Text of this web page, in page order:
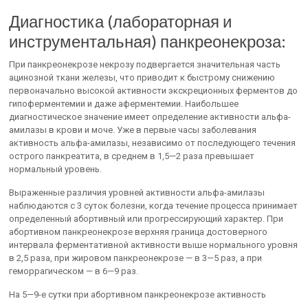
Диагностика (лабораторная и
инструментальная) панкреонекроза:
При панкреонекрозе некрозу подвергается значительная часть
ацинозной ткани железы, что приводит к быстрому снижению
первоначально высокой активности экскреционных ферментов до
гипоферментемии и даже аферментемии. Наибольшее
диагностическое значение имеет определение активности альфа-
амилазы в крови и моче. Уже в первые часы заболевания
активность альфа-амилазы, независимо от последующего течения
острого панкреатита, в среднем в 1,5—2 раза превышает
нормальный уровень.
Выраженные различия уровней активности альфа-амилазы
наблюдаются с 3 суток болезни, когда течение процесса принимает
определенный абортивный или прогрессирующий характер. При
абортивном панкреонекрозе верхняя граница достоверного
интервала ферментативной активности выше нормального уровня
в 2,5 раза, при жировом панкреонекрозе — в 3—5 раз, а при
геморрагическом — в 6—9 раз.
На 5—9-е сутки при абортивном панкреонекрозе активность